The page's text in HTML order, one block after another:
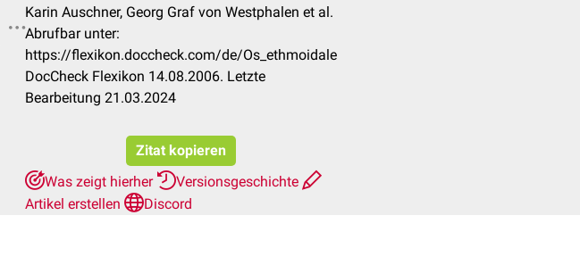
Karin Auschner, Georg Graf von Westphalen et al.
Abrufbar unter:
https://flexikon.doccheck.com/de/Os_ethmoidale
DocCheck Flexikon 14.08.2006. Letzte
Bearbeitung 21.03.2024
Zitat kopieren
Was zeigt hierher
Versionsgeschichte
Artikel erstellen
Discord